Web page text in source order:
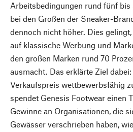
Arbeitsbedingungen rund fünf bis
bei den Großen der Sneaker-
dennoch nicht höher. Dies
auf klassische Werbung und
den großen Marken rund 70
ausmacht. Das erklärte Ziel
Verkaufspreis wettbewerbsfähig
spendet Genesis Footwear einen
Gewinne an Organisationen, die
Gewässer verschrieben haben,